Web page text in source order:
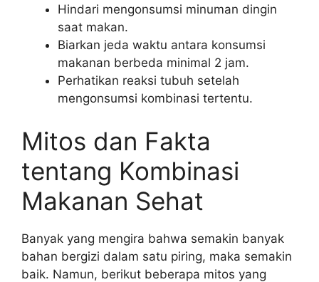
Hindari mengonsumsi minuman dingin
saat makan.
Biarkan jeda waktu antara konsumsi
makanan berbeda minimal 2 jam.
Perhatikan reaksi tubuh setelah
mengonsumsi kombinasi tertentu.
Mitos dan Fakta
tentang Kombinasi
Makanan Sehat
Banyak yang mengira bahwa semakin banyak
bahan bergizi dalam satu piring, maka semakin
baik. Namun, berikut beberapa mitos yang